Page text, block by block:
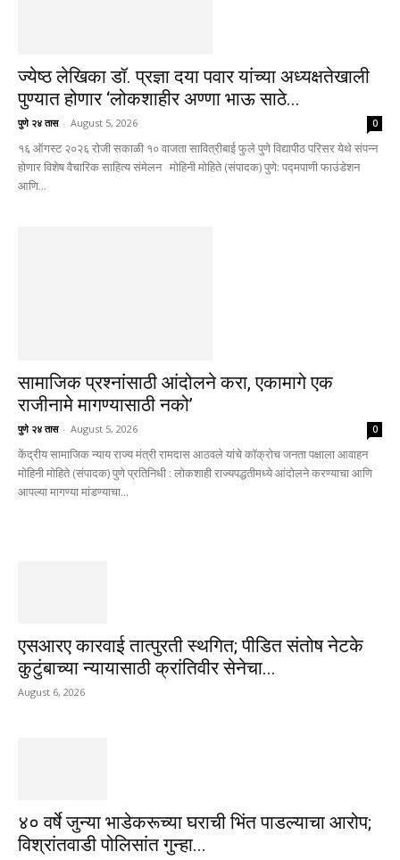
ज्येष्ठ लेखिका डॉ. प्रज्ञा दया पवार यांच्या अध्यक्षतेखाली
पुण्यात होणार ‘लोकशाहीर अण्णा भाऊ साठे...
पुणे २४ तास - August 5, 2026 0
१६ ऑगस्ट २०२६ रोजी सकाळी १० वाजता सावित्रीबाई फुले पुणे विद्यापीठ परिसर येथे संपन्न
होणार विशेष वैचारिक साहित्य संमेलन मोहिनी मोहिते (संपादक) पुणे: पद्मपाणी फाउंडेशन
आणि...
सामाजिक प्रश्नांसाठी आंदोलने करा, एकामागे एक
राजीनामे मागण्यासाठी नको’
पुणे २४ तास - August 5, 2026 0
केंद्रीय सामाजिक न्याय राज्य मंत्री रामदास आठवले यांचे कॉक्रोच जनता पक्षाला आवाहन
मोहिनी मोहिते (संपादक) पुणे प्रतिनिधी : लोकशाही राज्यपद्धतीमध्ये आंदोलने करण्याचा आणि
आपल्या मागण्या मांडण्याचा...
एसआरए कारवाई तात्पुरती स्थगित; पीडित संतोष नेटके
कुटुंबाच्या न्यायासाठी क्रांतिवीर सेनेचा...
August 6, 2026
४० वर्षे जुन्या भाडेकरूच्या घराची भिंत पाडल्याचा आरोप;
विश्रांतवाडी पोलिसांत गुन्हा...